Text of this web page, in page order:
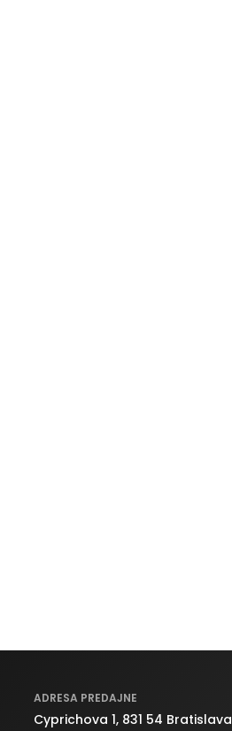
ADRESA PREDAJNE
Cyprichova 1, 831 54 Bratislava